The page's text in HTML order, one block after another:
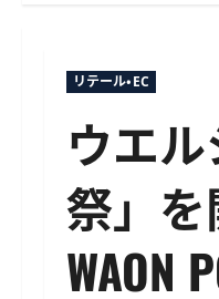
リテール・EC
ウエ
祭」
WAON